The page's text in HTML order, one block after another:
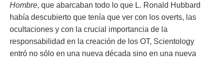
Hombre, que abarcaban todo lo que L. Ronald Hubbard
había descubierto que tenía que ver con los overts, las
ocultaciones y con la crucial importancia de la
responsabilidad en la creación de los OT, Scientology
entró no sólo en una nueva década sino en una nueva